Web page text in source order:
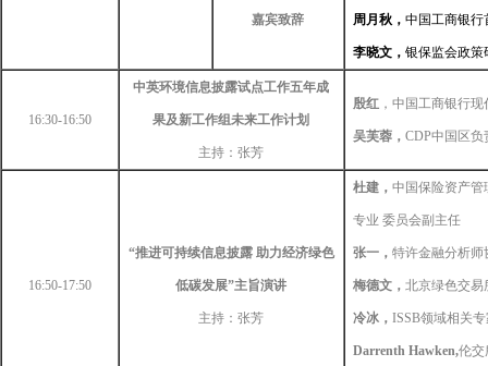
嘉宾致辞 周月秋，中国工商银行
李晓文，银保监会政策
16:30-16:50
中英环境信息披露试点工作五年成
果及新工作组未来工作计划
主持：张芳
殷红 ，中国工商银行
吴芙蓉，CDP中国区负
16:50-17:50
“推进可持续信息披露 助力经济绿色
低碳发展”主旨演讲
主持：张芳
杜建，中国保险资产管
专业 委员会副主任
张一，特许金融分析师
梅德文，北京绿色交易
冷冰，ISSB领域相关
Darrenth Hawken,伦交